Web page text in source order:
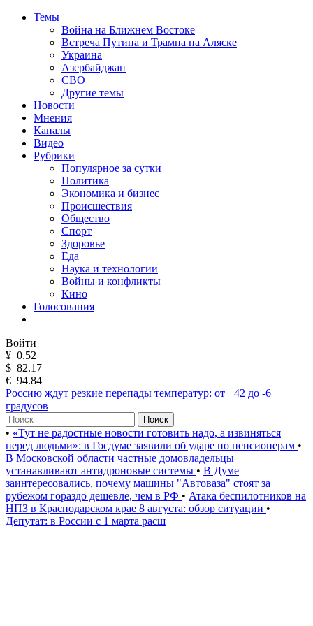
Темы
Война на Ближнем Востоке
Встреча Путина и Трампа на Аляске
Украина
Азербайджан
СВО
Другие темы
Новости
Мнения
Каналы
Видео
Рубрики
Популярное за сутки
Политика
Экономика и бизнес
Происшествия
Общество
Спорт
Здоровье
Еда
Наука и технологии
Войны и конфликты
Кино
Голосования
Войти
¥ 0.52
$ 82.17
€ 94.84
Россию ждут резкие перепады температур: от +42 до -6
градусов
Поиск
• «Тут не радостные новости готовить надо, а извиняться
перед людьми»: в Госдуме заявили об ударе по пенсионерам •
В Московской области частные домовладельцы
устанавливают антидроновые системы • В Думе
заинтересовались, почему машины "Автоваза" стоят за
рубежом гораздо дешевле, чем в РФ • Атака беспилотников на
НПЗ в Краснодарском крае 8 августа: обзор ситуации •
Депутат: в России с 1 марта расш